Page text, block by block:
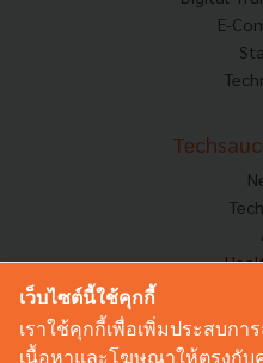
E-
เว็บไซต์นี้ใช้คุกกี้
เราใช้คุกกี้เพื่อเพิ่มประสบก
เนื้อหาและโฆษณาให้ตรงกับ